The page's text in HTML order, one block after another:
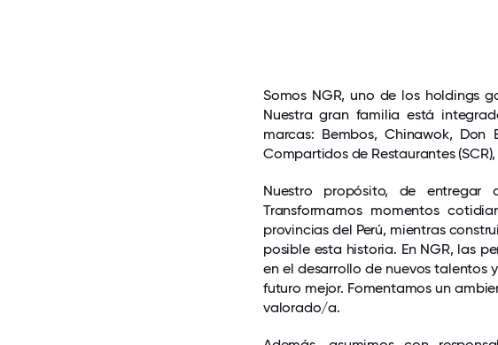
Somos NGR, uno de los holdings
Nuestra gran familia está
marcas: Bembos, Chinawok, Don
Compartidos de Restaurantes
Nuestro propósito, de
Transformamos momentos
provincias del Perú, mientras
posible esta historia. En NGR, las
en el desarrollo de nuevos talentos
futuro mejor. Fomentamos un
valorado/a.